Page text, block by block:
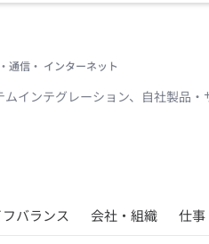
通信・ インターネット
インテグレーション、自社製品・
バランス 会社・組織 仕事